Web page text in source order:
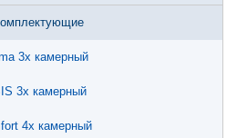
3х камерный
3х камерный
4х камерный